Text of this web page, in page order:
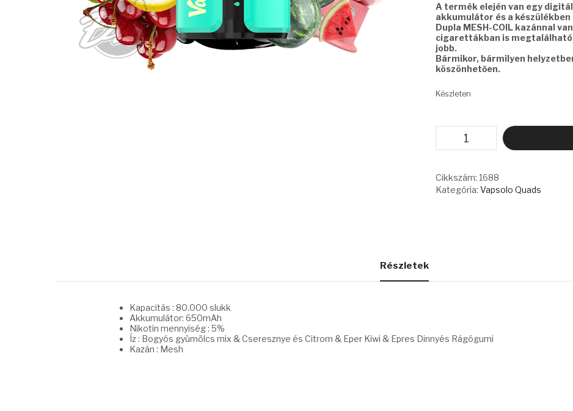
A termék elején van egy
akkumulátor és a
Dupla MESH-COIL kazánnal
cigarettákban is
jobb.
Bármikor, bármilyen
köszönhetően.
Készleten
QUADS
-
BERRY
&
CHERRY
Cikkszám:1688
Kategória:Vapsolo Quads
Részletek
Kapacitás : 80.000 slukk
Akkumulátor: 650mAh
Nikotin mennyiség : 5%
Íz : Bogyós gyümölcs mix & Cseresznye és Citrom & Eper Kiwi & Epres Dinnyés Rágógumi
Kazán : Mesh